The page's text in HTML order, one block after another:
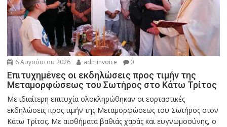
6 Αυγούστου 2026 adminvoice 0
Επιτυχημένες οι εκδηλώσεις προς τιμήν της
Μεταμορφώσεως του Σωτήρος στο Κάτω Τρίτος
Με ιδιαίτερη επιτυχία ολοκληρώθηκαν οι εορταστικές
εκδηλώσεις προς τιμήν της Μεταμορφώσεως του Σωτήρος στον
Κάτω Τρίτος. Με αισθήματα βαθιάς χαράς και ευγνωμοσύνης, ο